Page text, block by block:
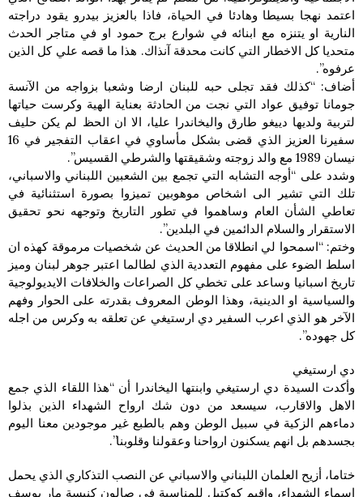
اعتمد نهجا بسيطا وهادئا في الحياة، فاذا بالعزيز بيدرو يقود دراجته
النارية او يتنزه مع ابنائه في شوارع برج حمود او في متاجر الحدث
متحديا كل الاخطار التي كانت محدقة آنذاك. هذا ما قصه علي كل الذين
عرفوه”.
أضاف: “كذلك فقد تجلى حبه للبنان ارضا وشعبا بزواجه من الآنسة
جومانا توفيق عواد التي نجت من الحادثة بعناية الهية وكرست حياتها
لتربية ولديها دييغو طارق واليخاندرا عليا، الا ان الحظ لم يكن حليف
سفيرنا العزيز الذي قضى بشكل مأساوي في اعقاب التفجير في 16
نيسان 1989 مع والد زوجته وشقيقتها والشرطي القسيس”.
وشدد على “أوجه التشابه التي تجمع بين الشعبين اللبناني والاسباني،
تلك التي تشير الى اشخاص موهوبين تميزوا بصورة استثنائية في
تعاطي الشأن العام وساهموا في تطور التاريخ وتوجهه نحو تحقيق
الاستقرار والسلام الدائمين في البلدين”.
وختم: “اسمحوا لي انطلاقا من الحديث عن شخصيات مرموقة كهذه ان
اسلط الضوء على مفهوم التعددية الذي لطالما اعتبر جوهر لبنان وميز
تاريخ اسبانيا وساعد على تخطي كل الصراعات والخلافات الايديولوجية
والسياسية او الدينية، وهذا الوطن المعروف بقدرته على الحوار وفهم
الآخر هو الذي اعرب السفير دي ارستيغي عن تعلقه به وكرس من اجله
كل جهوده”.
دي ارستيغي
وأكدت السيدة دي ارستيغي وابنتها اليخاندرا أن “هذا اللقاء الذي جمع
الاهل والاقارب، سيسعد من دون شك ارواح الشهداء الذين بذلوا
دماءهم الزكية في سبيل الوطن وهم بالطبع غير موجودين معنا اليوم
بجسدهم بل انهم يسكنون ارواحنا وعقولنا وقلوبنا”.
ختاما، أزيح العلمان اللبناني والاسباني عن النصب التذكاري الذي يحمل
اسماء الشهداء، واقيم كوكتيل للمناسبة في صالون كنيسة مار يوسف